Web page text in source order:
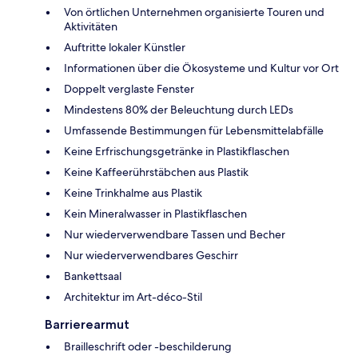
Von örtlichen Unternehmen organisierte Touren und
Aktivitäten
Auftritte lokaler Künstler
Informationen über die Ökosysteme und Kultur vor Ort
Doppelt verglaste Fenster
Mindestens 80% der Beleuchtung durch LEDs
Umfassende Bestimmungen für Lebensmittelabfälle
Keine Erfrischungsgetränke in Plastikflaschen
Keine Kaffeerührstäbchen aus Plastik
Keine Trinkhalme aus Plastik
Kein Mineralwasser in Plastikflaschen
Nur wiederverwendbare Tassen und Becher
Nur wiederverwendbares Geschirr
Bankettsaal
Architektur im Art-déco-Stil
Barrierearmut
Brailleschrift oder -beschilderung